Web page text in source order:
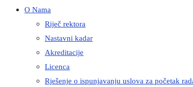
O Nama
Riječ rektora
Nastavni kadar
Akreditacije
Licenca
Rješenje o ispunjavanju uslova za početak